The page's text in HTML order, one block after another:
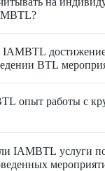
IAMBTL
BTL
опыт работы с
IAMBTL услуги